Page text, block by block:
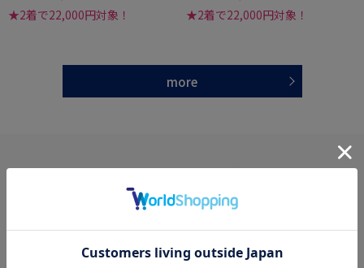
★2着で22,000円対象！ ★2着で22,000円対象！
more
あなたへのおすすめ
RECOMMEND ITEM